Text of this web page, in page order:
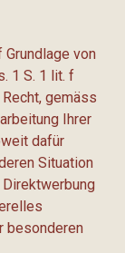
von
1 S. 1 lit. f
gemäss
Ihrer
dafür
Situation
besonderen